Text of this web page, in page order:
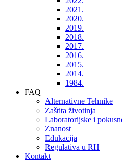
2021.
2020.
2019.
2018.
2017.
2016.
2015.
2014.
1984.
FAQ
Alternativne Tehnike
Zaštita životinja
Laboratorijske i
Znanost
Edukacija
Regulativa u RH
Kontakt